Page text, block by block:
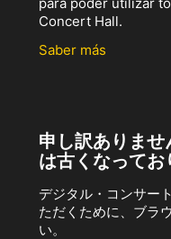
Concert Hall.
Saber más
申し訳ありま
は古くなってお
デジタル・コンサー
ただくために、ブラ
い。